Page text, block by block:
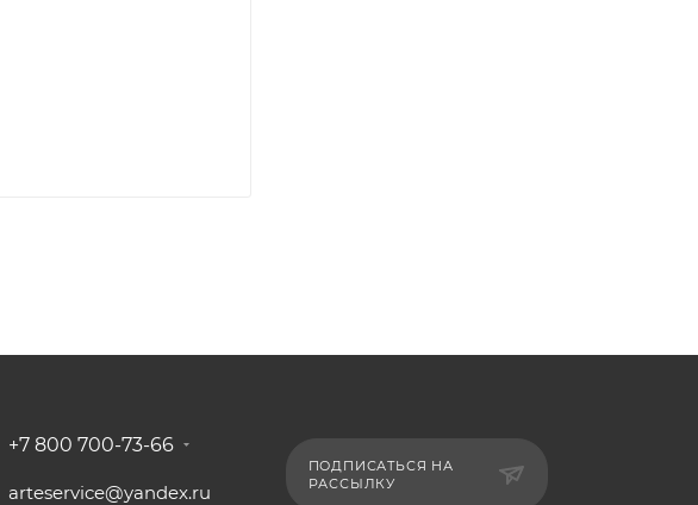
+7 800 700-73-66
arteservice@yandex.ru
ПОДПИСАТЬСЯ НА
РАССЫЛКУ